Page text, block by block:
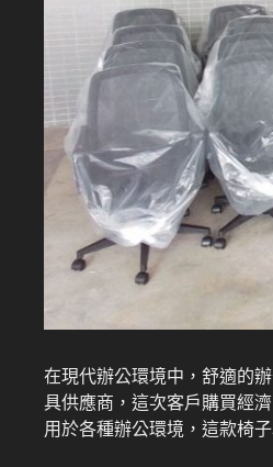
在現代辦公環境中，舒適的
具供應商，這次客戶購買經
用於各種辦公環境，這款椅